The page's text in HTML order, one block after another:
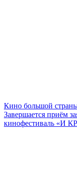
Кино большой
Завершается приём
кинофестиваль «И